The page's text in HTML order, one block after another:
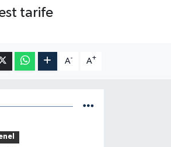
tarife
A- A+